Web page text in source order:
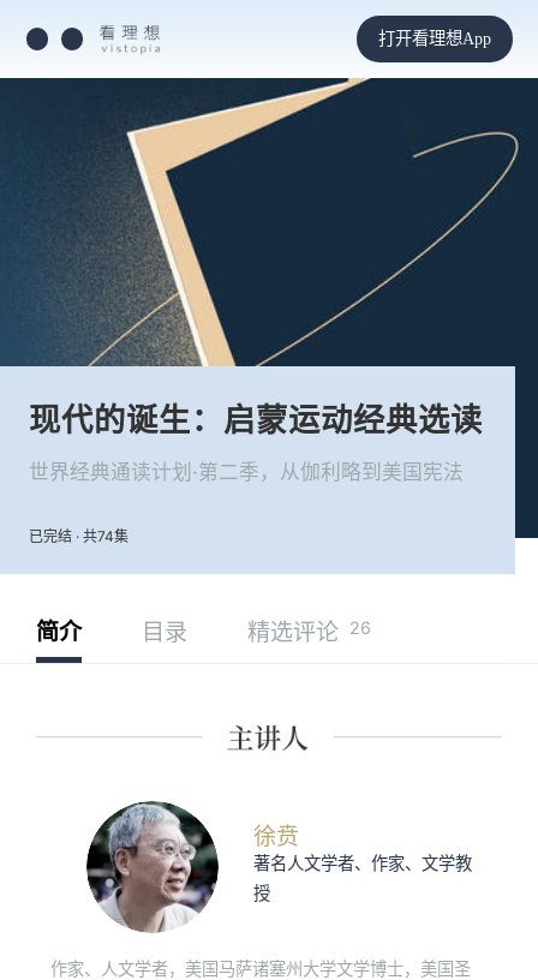
打开看理想App
现代的诞生：启蒙运动经典选读
世界经典通读计划·第二季，从伽利略到美国宪法
已完结 · 共74集
简介 目录 精选评论 26
徐贲
著名人文学者、作家、文学教
授
作家、人文学者，美国马萨诸塞州大学文学博士，美国圣